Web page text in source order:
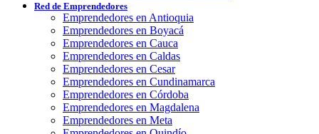
Red de Emprendedores
Emprendedores en Antioquia
Emprendedores en Boyacá
Emprendedores en Cauca
Emprendedores en Caldas
Emprendedores en Cesar
Emprendedores en Cundinamarca
Emprendedores en Córdoba
Emprendedores en Magdalena
Emprendedores en Meta